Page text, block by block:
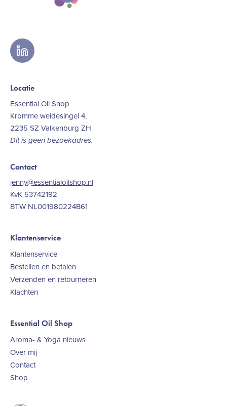
linkedin
Locatie
Essential Oil Shop
Kromme weidesingel 4,
2235 SZ Valkenburg ZH
Dit is geen bezoekadres.
Contact
jenny@essentialoilshop.nl
KvK 53742192
BTW NL001980224B61
Klantenservice
Klantenservice
Bestellen en betalen
Verzenden en retourneren
Klachten
Essential Oil Shop
Aroma- & Yoga nieuws
Over mij
Contact
Shop